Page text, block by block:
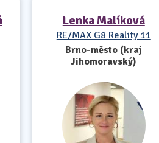
Lenka Malíková
RE/MAX G8 Reality 11
Brno-město (kraj
Jihomoravský)